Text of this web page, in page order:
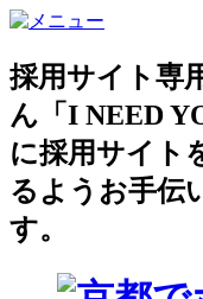
採用サイト専
ん「I NEED
に採用サイト
るようお手伝
す。